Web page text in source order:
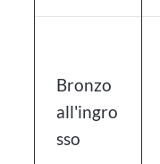
Bronzo
all'ingro
sso